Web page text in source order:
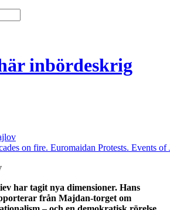
inbördeskrig
har tagit nya dimensioner. Hans
från Majdan-torget om